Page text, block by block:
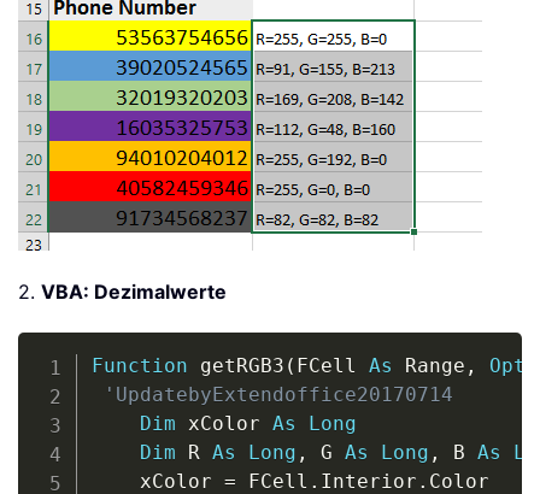
2. VBA: Dezimalwerte
Function getRGB3 ( FCell As Range ,
'UpdatebyExtendoffice20170714
Dim xColor As
Long
Dim R As Long , G As Long , B As
    xColor
= FCell . Interior . Color